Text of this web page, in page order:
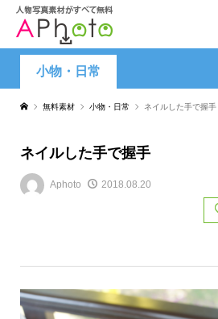
小物・日常
無料素材 小物・日常 ネイルした手で握手
ネイルした手で握手
Aphoto 2018.08.20